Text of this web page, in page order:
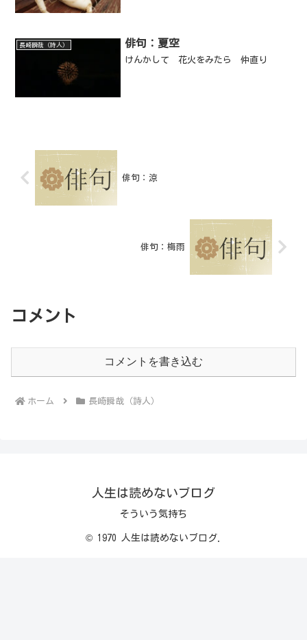
長崎瞬哉（詩人） 俳句：夏空
けんかして 花火をみたら 仲直り
俳句：涼
俳句：梅雨
コメント
コメントを書き込む
ホーム 長崎瞬哉（詩人）
人生は読めないブログ
そういう気持ち
© 1970 人生は読めないブログ.